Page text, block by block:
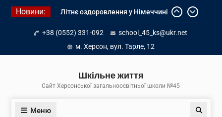
Перейти
Новини:
Літнє оздоровлення у Німеччині
Діалог з бізнесом
Інформація про вступ молоді з
тимчасово окупованих територій
до українських закладів освіти
+38 (0552) 331-092
school_45_ks@ukr.net
м. Херсон, вул. Тарле, 12
Шкільне життя
Сайт Херсонської загальноосвітньої школи №45
Меню Пошук